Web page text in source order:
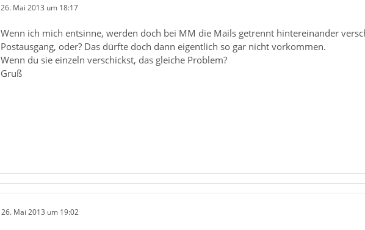
26. Mai 2013 um 18:17
Wenn ich mich entsinne, werden doch bei MM die Mails getrennt hintereinander
Postausgang, oder? Das dürfte doch dann eigentlich so gar nicht vorkommen.
Wenn du sie einzeln verschickst, das gleiche Problem?
Gruß
26. Mai 2013 um 19:02